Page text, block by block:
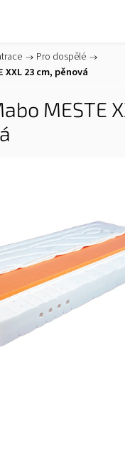
/ Pro dospělé /
XXL 23 cm, pěnová
MESTE